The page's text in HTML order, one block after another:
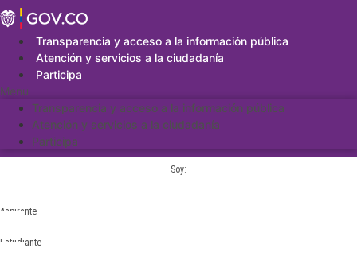
Saltar
al
contenidoTransparencia y acceso a la información pública
Atención y servicios a la ciudadanía
Participa
Menu
Transparencia y acceso a la información pública
Atención y servicios a la ciudadanía
Participa
Soy:
Aspirante
Estudiante